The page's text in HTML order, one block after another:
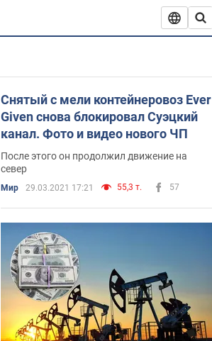
Снятый с мели контейнеровоз Ever
Given снова блокировал Суэцкий
канал. Фото и видео нового ЧП
После этого он продолжил движение на
север
Мир 29.03.2021 17:21 55,3 т. 57